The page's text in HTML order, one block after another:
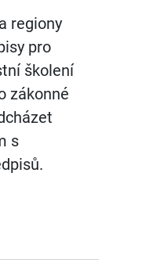
regiony
pro
školení
zákonné
s